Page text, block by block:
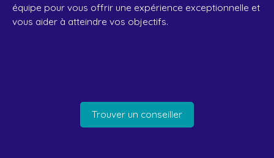
équipe pour vous offrir une expérience exceptionnelle et
vous aider à atteindre vos objectifs.
Trouver un conseiller